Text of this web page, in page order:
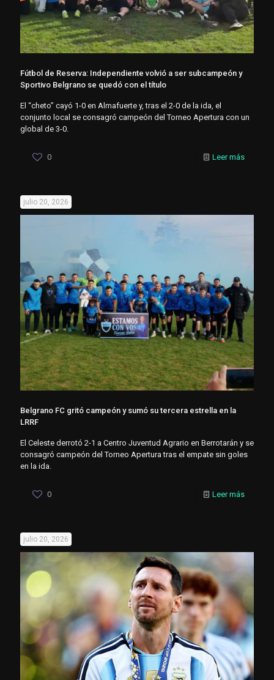
Fútbol de Reserva: Independiente volvió a ser subcampeón y
Sportivo Belgrano se quedó con el título
El “cheto” cayó 1-0 en Almafuerte y, tras el 2-0 de la ida, el
conjunto local se consagró campeón del Torneo Apertura con un
global de 3-0.
0 Leer más
julio 20, 2026
Belgrano FC gritó campeón y sumó su tercera estrella en la
LRRF
El Celeste derrotó 2-1 a Centro Juventud Agrario en Berrotarán y se
consagró campeón del Torneo Apertura tras el empate sin goles
en la ida.
0 Leer más
julio 20, 2026